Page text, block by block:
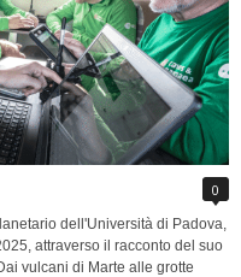
0
dell'Università di Padova,
attraverso il racconto del suo
vulcani di Marte alle grotte